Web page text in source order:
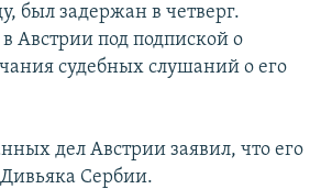
был задержан в четверг.
Австрии под подпиской о
судебных слушаний о его
дел Австрии заявил, что его
Сербии.